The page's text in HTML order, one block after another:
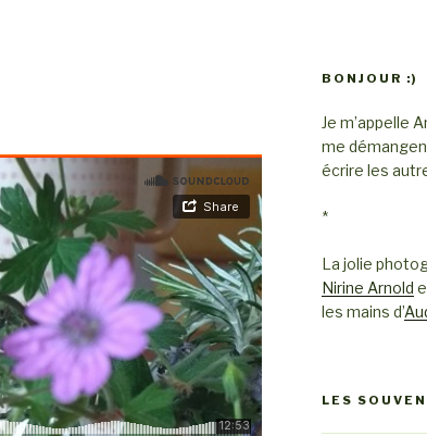
BONJOUR :)
Je m’appelle
me
écrire les
*
La jolie
Nirine Arnold
les mains d’
LES